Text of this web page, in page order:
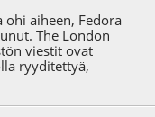
aiheen, Fedora
The London
viestit ovat
ryyditettyä,